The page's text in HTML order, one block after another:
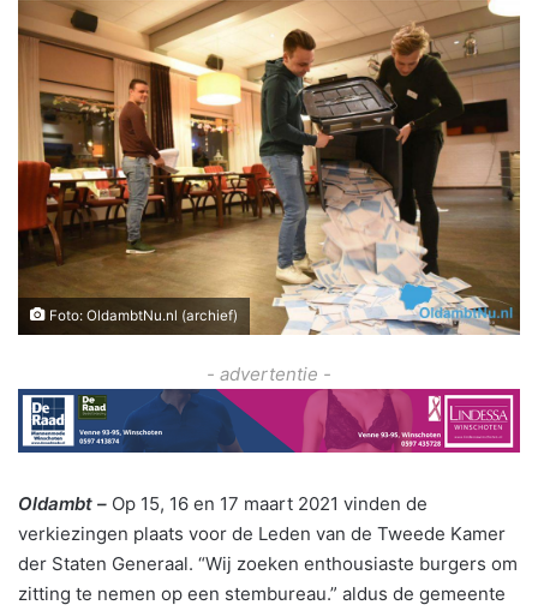
Foto: OldambtNu.nl (archief)
- advertentie -
Oldambt – Op 15, 16 en 17 maart 2021 vinden de
verkiezingen plaats voor de Leden van de Tweede Kamer
der Staten Generaal. “Wij zoeken enthousiaste burgers om
zitting te nemen op een stembureau.” aldus de gemeente